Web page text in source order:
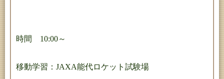
時間 10:00～
移動学習：JAXA能代ロケット試験場